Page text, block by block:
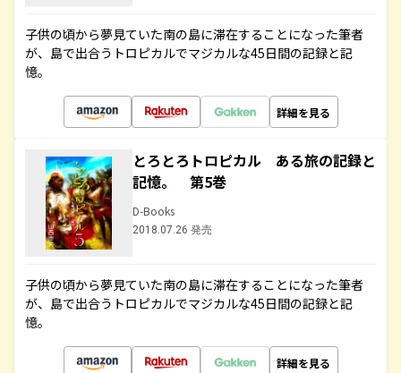
子供の頃から夢見ていた南の島に滞在することになった筆者
が、島で出合うトロピカルでマジカルな45日間の記録と記
憶。
詳細を見る
とろとろトロピカル ある旅の記録と
記憶。 第5巻
D-Books
2018.07.26 発売
子供の頃から夢見ていた南の島に滞在することになった筆者
が、島で出合うトロピカルでマジカルな45日間の記録と記
憶。
詳細を見る